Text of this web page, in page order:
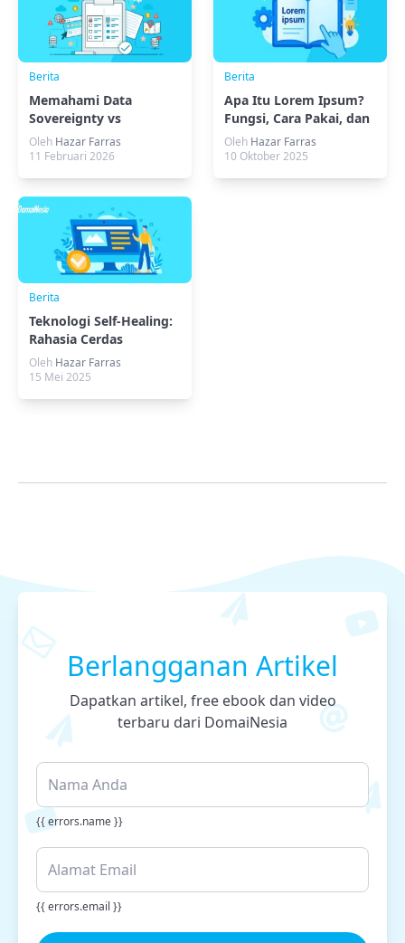
Berita
Memahami Data
Sovereignty vs
Residency dalam
Pengelolaan Data
Oleh Hazar Farras
11 Februari 2026
Berita
Apa Itu Lorem Ipsum?
Fungsi, Cara Pakai, dan
Alternatifnya
Oleh Hazar Farras
10 Oktober 2025
Berita
Teknologi Self-Healing:
Rahasia Cerdas
Lindungi Perangkat
Oleh Hazar Farras
15 Mei 2025
Berlangganan Artikel
Dapatkan artikel, free ebook dan video
terbaru dari DomaiNesia
{{ errors.name }}
{{ errors.email }}